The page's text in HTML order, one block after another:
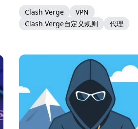
Clash Verge
VPN
Clash Verge自定义规则
代理